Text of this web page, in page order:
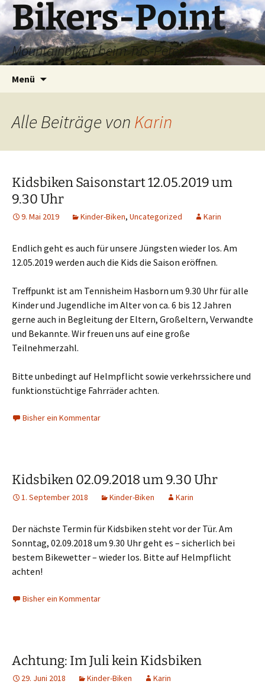
Zum
Inhalt
springen
Bikers-Point
Mountainbiken beim TuS-Peterberg
Menü
Alle Beiträge von Karin
Kidsbiken Saisonstart 12.05.2019 um
9.30 Uhr
9. Mai 2019 Kinder-Biken, Uncategorized Karin
Endlich geht es auch für unsere Jüngsten wieder los. Am
12.05.2019 werden auch die Kids die Saison eröffnen.
Treffpunkt ist am Tennisheim Hasborn um 9.30 Uhr für alle
Kinder und Jugendliche im Alter von ca. 6 bis 12 Jahren
gerne auch in Begleitung der Eltern, Großeltern, Verwandte
und Bekannte. Wir freuen uns auf eine große
Teilnehmerzahl.
Bitte unbedingt auf Helmpflicht sowie verkehrssichere und
funktionstüchtige Fahrräder achten.
Bisher ein Kommentar
Kidsbiken 02.09.2018 um 9.30 Uhr
1. September 2018 Kinder-Biken Karin
Der nächste Termin für Kidsbiken steht vor der Tür. Am
Sonntag, 02.09.2018 um 9.30 Uhr geht es – sicherlich bei
bestem Bikewetter – wieder los. Bitte auf Helmpflicht
achten!
Bisher ein Kommentar
Achtung: Im Juli kein Kidsbiken
29. Juni 2018 Kinder-Biken Karin